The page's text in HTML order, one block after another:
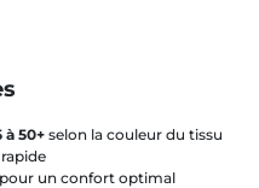
à 50+selon la couleur du tissu
un confort optimal